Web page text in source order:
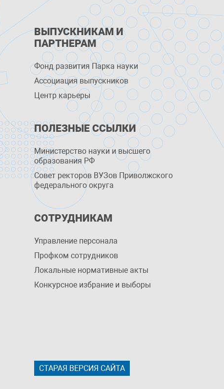
ВЫПУСКНИКАМ И
ПАРТНЕРАМ
Фонд развития Парка науки
Ассоциация выпускников
Центр карьеры
ПОЛЕЗНЫЕ ССЫЛКИ
Министерство науки и высшего
образования РФ
Совет ректоров ВУЗов Приволжского
федерального округа
СОТРУДНИКАМ
Управление персоналa
Профком сотрудников
Локальные нормативные акты
Конкурсное избрание и выборы
СТАРАЯ ВЕРСИЯ САЙТА